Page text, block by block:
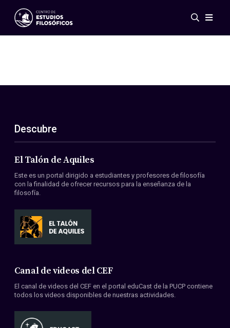
Eventos
ES
EN
Acerca de nosotros
Miembros
Convenios
Descubre
El Talón de Aquiles
Este es un portal dirigido a estudiantes y profesores de filosofía
con la finalidad de ofrecer recursos para la enseñanza de la
filosofía.
Canal de videos del CEF
El canal de videos del CEF en el portal eduCast de la PUCP contiene
todos los videos disponibles de nuestras actividades.